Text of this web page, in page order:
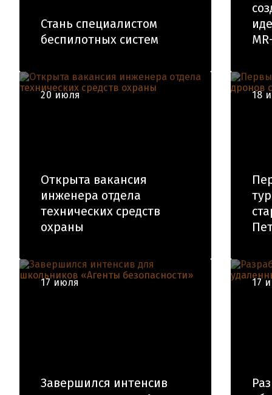
Стань специалистом
беспилотных систем
20 июля
Открыта вакансия
инженера отдела
технических средств
охраны
18
17 июля
Завершился интенсив
17